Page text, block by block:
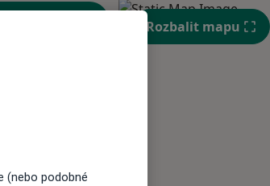
Rozbalit mapu
(nebo podobné